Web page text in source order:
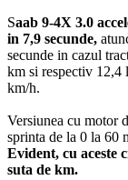
Saab 9-4X 3.0
in 7,9 secunde,
secunde in cazul
km si respectiv 12,4
km/h.
Versiunea cu motor
sprinta de la 0 la 60
Evident, cu aceste
suta de km.